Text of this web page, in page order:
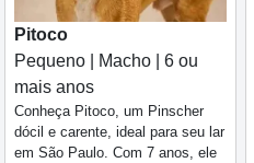
Pitoco
Pequeno | Macho | 6 ou
mais anos
Conheça Pitoco, um Pinscher
dócil e carente, ideal para seu lar
em São Paulo. Com 7 anos, ele